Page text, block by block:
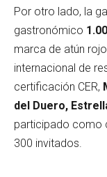
Por otro lado, la
gastronómico
marca de atún rojo
internacional de
certificación CER,
del Duero,
participado como
300 invitados.